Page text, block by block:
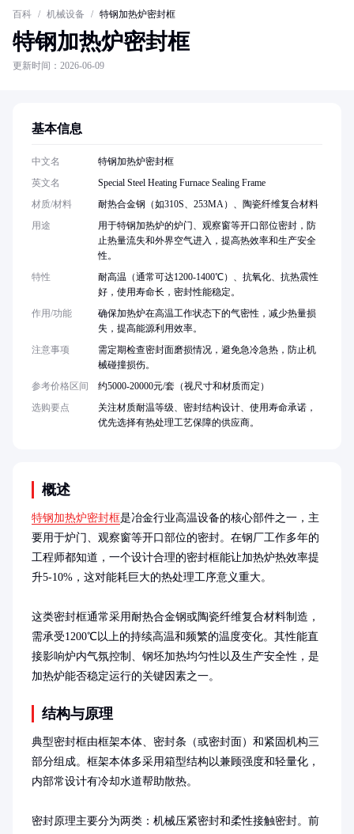
百科 / 机械设备 / 特钢加热炉密封框
特钢加热炉密封框
更新时间：2026-06-09
概述
特钢加热炉密封框是冶金行业高温设备的核心部件之一，主
要用于炉门、观察窗等开口部位的密封。在钢厂工作多年的
工程师都知道，一个设计合理的密封框能让加热炉热效率提
升5-10%，这对能耗巨大的热处理工序意义重大。
这类密封框通常采用耐热合金钢或陶瓷纤维复合材料制造，
需承受1200℃以上的持续高温和频繁的温度变化。其性能直
接影响炉内气氛控制、钢坯加热均匀性以及生产安全性，是
加热炉能否稳定运行的关键因素之一。
结构与原理
典型密封框由框架本体、密封条（或密封面）和紧固机构三
部分组成。框架本体多采用箱型结构以兼顾强度和轻量化，
内部常设计有冷却水道帮助散热。
密封原理主要分为两类：机械压紧密封和柔性接触密封。前
基本信息
中文名
特钢加热炉密封框
英文名
Special Steel Heating Furnace Sealing Frame
材质/材料
耐热合金钢（如310S、253MA）、陶瓷纤维复合材料
用途
用于特钢加热炉的炉门、观察窗等开口部位密封，防
止热量流失和外界空气进入，提高热效率和生产安全
性。
特性
耐高温（通常可达1200-1400℃）、抗氧化、抗热震性
好，使用寿命长，密封性能稳定。
作用/功能
确保加热炉在高温工作状态下的气密性，减少热量损
失，提高能源利用效率。
注意事项
需定期检查密封面磨损情况，避免急冷急热，防止机
械碰撞损伤。
参考价格区间
约5000-20000元/套（视尺寸和材质而定）
选购要点
关注材质耐温等级、密封结构设计、使用寿命承诺，
优先选择有热处理工艺保障的供应商。